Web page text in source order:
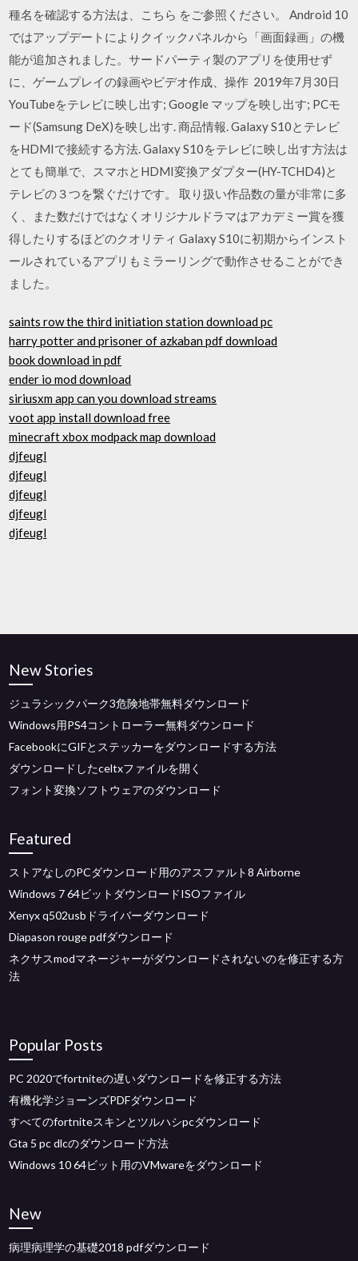
種名を確認する方法は、こちら をご参照ください。 Android 10
ではアップデートによりクイックパネルから「画面録画」の機
能が追加されました。サードパーティ製のアプリを使用せず
に、ゲームプレイの録画やビデオ作成、操作 2019年7月30日
YouTubeをテレビに映し出す; Google マップを映し出す; PCモ
ード(Samsung DeX)を映し出す. 商品情報. Galaxy S10とテレビ
をHDMIで接続する方法. Galaxy S10をテレビに映し出す方法は
とても簡単で、スマホとHDMI変換アダプター(HY-TCHD4)と
テレビの３つを繋ぐだけです。 取り扱い作品数の量が非常に多
く、また数だけではなくオリジナルドラマはアカデミー賞を獲
得したりするほどのクオリティ Galaxy S10に初期からインスト
ールされているアプリもミラーリングで動作させることができ
ました。
saints row the third initiation station download pc
harry potter and prisoner of azkaban pdf download
book download in pdf
ender io mod download
siriusxm app can you download streams
voot app install download free
minecraft xbox modpack map download
djfeugl
djfeugl
djfeugl
djfeugl
djfeugl
New Stories
ジュラシックパーク3危険地帯無料ダウンロード
Windows用PS4コントローラー無料ダウンロード
FacebookにGIFとステッカーをダウンロードする方法
ダウンロードしたceltxファイルを開く
フォント変換ソフトウェアのダウンロード
Featured
ストアなしのPCダウンロード用のアスファルト8 Airborne
Windows 7 64ビットダウンロードISOファイル
Xenyx q502usbドライバーダウンロード
Diapason rouge pdfダウンロード
ネクサスmodマネージャーがダウンロードされないのを修正する方
法
Popular Posts
PC 2020でfortniteの遅いダウンロードを修正する方法
有機化学ジョーンズPDFダウンロード
すべてのfortniteスキンとツルハシpcダウンロード
Gta 5 pc dlcのダウンロード方法
Windows 10 64ビット用のVMwareをダウンロード
New
病理病理学の基礎2018 pdfダウンロード